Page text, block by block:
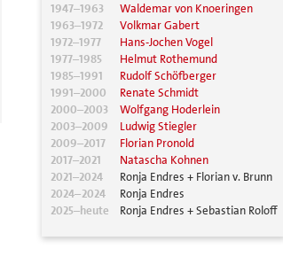
1947–1963
Waldemar von Knoeringen
1963–1972
Volkmar Gabert
1972–1977
Hans-Jochen Vogel
1977–1985
Helmut Rothemund
1985–1991
Rudolf Schöfberger
1991–2000
Renate Schmidt
2000–2003
Wolfgang Hoderlein
2003–2009
Ludwig Stiegler
2009–2017
Florian Pronold
2017–2021
Natascha Kohnen
2021–2024
Ronja Endres + Florian v. Brunn
2024–2024
Ronja Endres
2025–heute
Ronja Endres + Sebastian Roloff